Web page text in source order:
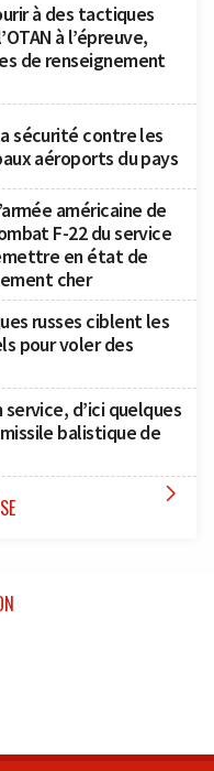
à des tactiques
à l’épreuve,
de renseignement
sécurité contre les
aéroports du pays
américaine de
F-22 du service
en état de
cher
russes ciblent les
pour voler des
d’ici quelques
balistique de
